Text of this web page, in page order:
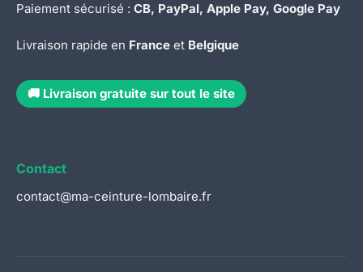
Paiement sécurisé : CB, PayPal, Apple Pay, Google Pay
Livraison rapide en France et Belgique
🚚 Livraison gratuite sur tout le site
Contact
contact@ma-ceinture-lombaire.fr